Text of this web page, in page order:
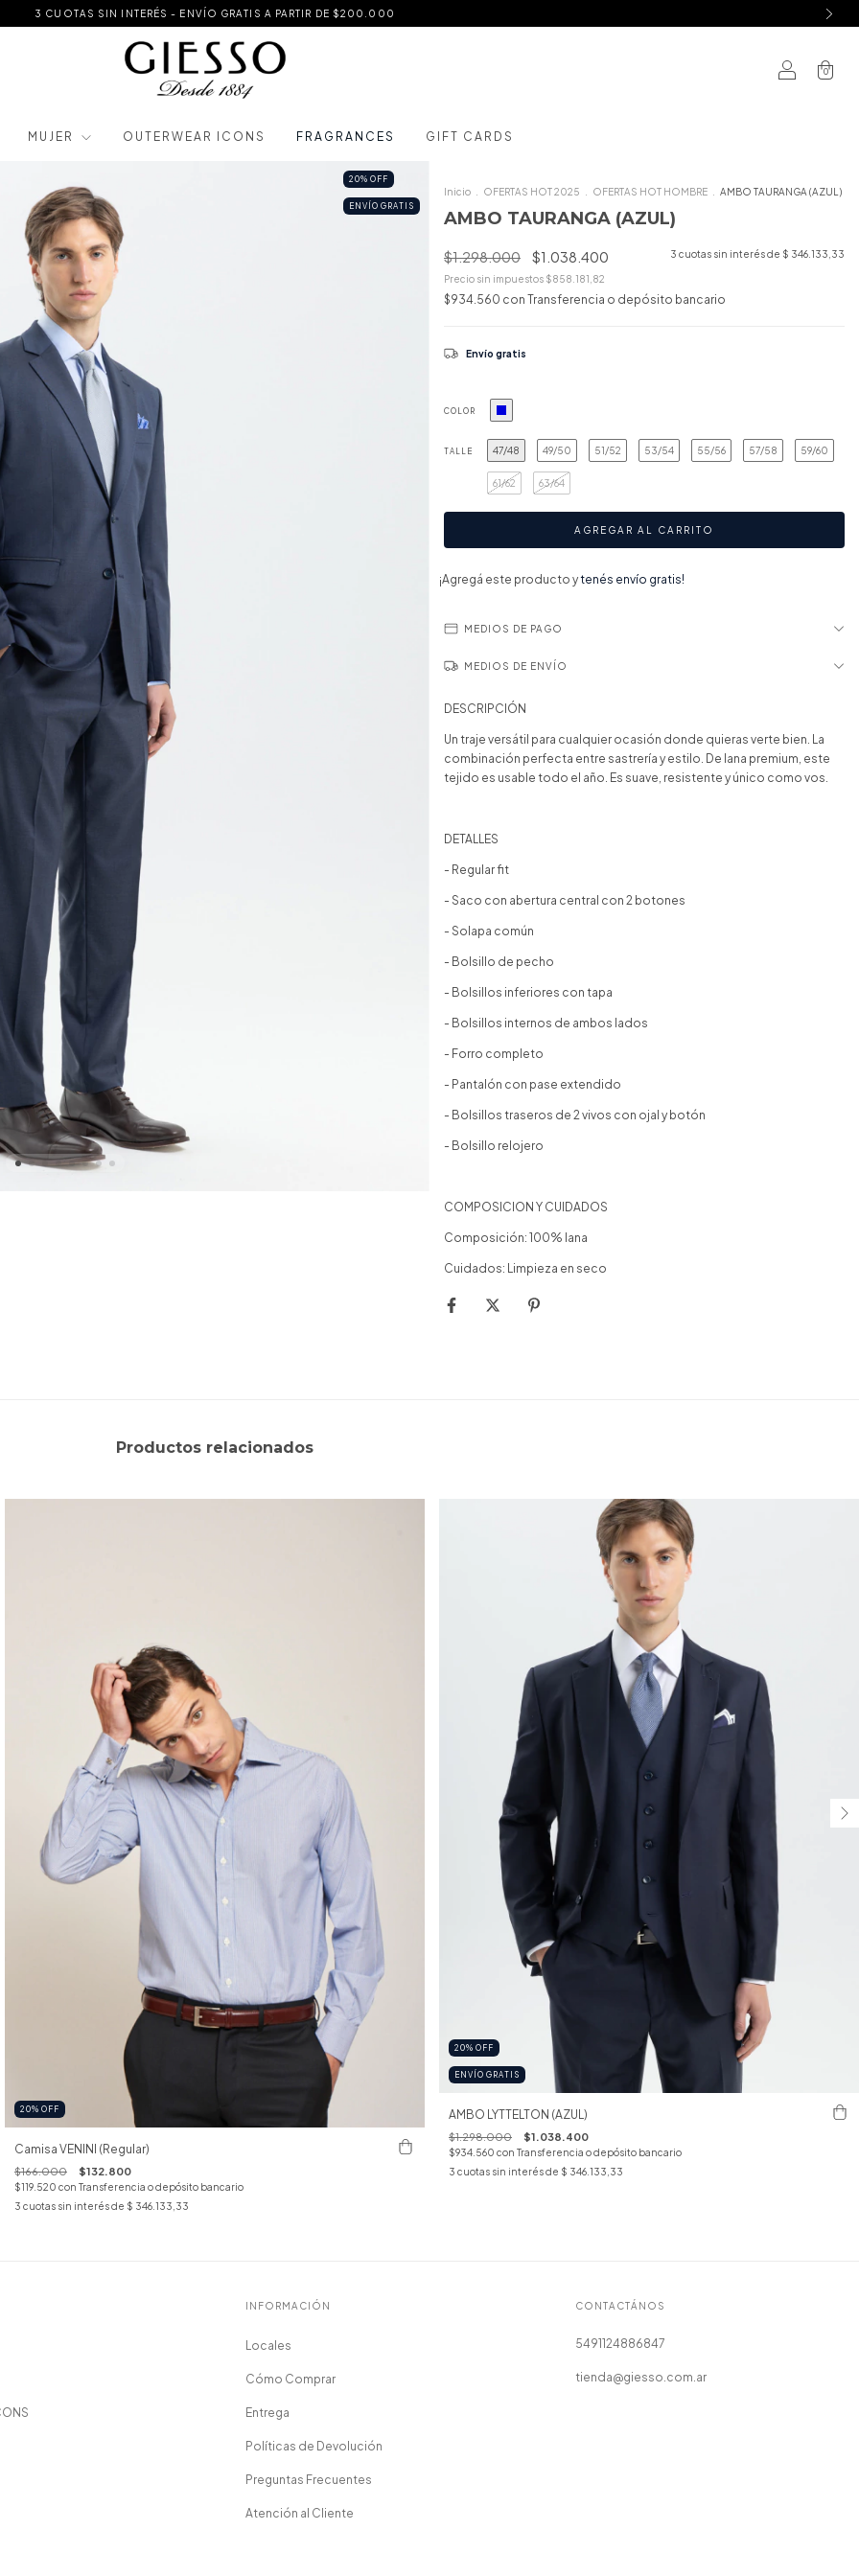
3 CUOTAS SIN INTERÉS - ENVÍO GRATIS A PARTIR DE $200.000
0
MUJER OUTERWEAR ICONS FRAGRANCES GIFT CARDS
20% OFF
ENVÍO GRATIS
Inicio OFERTAS HOT 2025 OFERTAS HOT HOMBRE AMBO TAURANGA (AZUL)
AMBO TAURANGA (AZUL)
$1.298.000 $1.038.400 3 cuotas sin interés de $ 346.133,33
Precio sin impuestos $858.181,82
$934.560 con Transferencia o depósito bancario
Envío gratis
COLOR
TALLE 47/48 49/50 51/52 53/54 55/56 57/58 59/60
61/62 63/64
¡Agregá este producto ytenés envío gratis!
MEDIOS DE PAGO
MEDIOS DE ENVÍO
DESCRIPCIÓN
Un traje versátil para cualquier ocasión donde quieras verte bien. La
combinación perfecta entre sastrería y estilo. De lana premium, este
tejido es usable todo el año. Es suave, resistente y único como vos.
DETALLES
- Regular fit
- Saco con abertura central con 2 botones
- Solapa común
- Bolsillo de pecho
- Bolsillos inferiores con tapa
- Bolsillos internos de ambos lados
- Forro completo
- Pantalón con pase extendido
- Bolsillos traseros de 2 vivos con ojal y botón
- Bolsillo relojero
COMPOSICION Y CUIDADOS
Composición: 100% lana
Cuidados: Limpieza en seco
Productos relacionados
20% OFF
Camisa VENINI (Regular)
$166.000 $132.800
$119.520 con Transferencia o depósito bancario
3 cuotas sin interés de $ 346.133,33
20% OFF
ENVÍO GRATIS
AMBO LYTTELTON (AZUL)
$1.298.000 $1.038.400
$934.560 con Transferencia o depósito bancario
3 cuotas sin interés de $ 346.133,33
INFORMACIÓN
Locales
Cómo Comprar
Entrega
Políticas de Devolución
Preguntas Frecuentes
Atención al Cliente
CONTACTÁNOS
5491124886847
tienda@giesso.com.ar